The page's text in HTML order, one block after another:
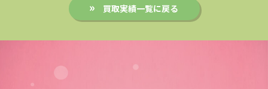
買取実績一覧に戻る